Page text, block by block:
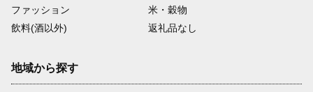
ファッション
米・穀物
飲料(酒以外)
返礼品なし
地域から探す